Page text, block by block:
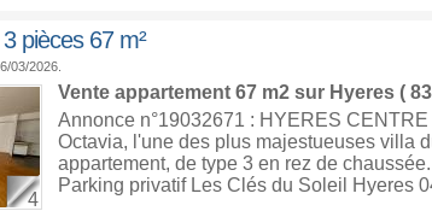
pièces 67 m²
03/2026.
4
Vente appartement 67 m2 sur Hyeres(
Annonce n°19032671 : HYERES
Octavia, l'une des plus majestueuses villa
appartement, de type 3 en rez de
Parking privatif Les Clés du Soleil Hyeres